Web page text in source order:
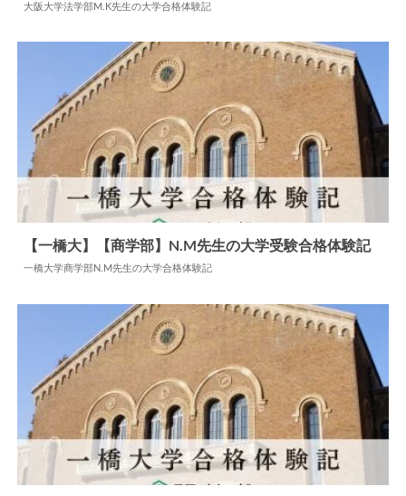
大阪大学法学部M.K先生の大学合格体験記
【一橋大】【商学部】N.M先生の大学受験合格体験記
一橋大学商学部N.M先生の大学合格体験記